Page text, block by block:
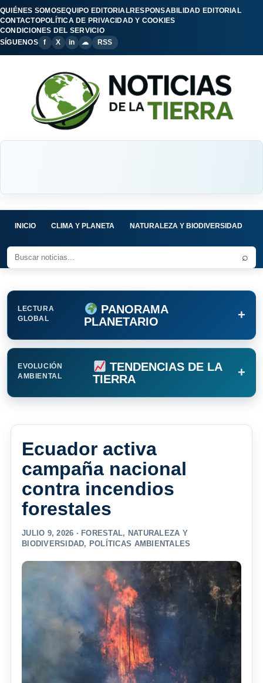
QUIÉNES SOMOSEQUIPO EDITORIALRESPONSABILIDAD EDITORIAL
CONTACTOPOLÍTICA DE PRIVACIDAD Y COOKIES
CONDICIONES DEL SERVICIO
SÍGUENOS
f X in ☁ RSS
INICIO CLIMA Y PLANETA NATURALEZA Y BIODIVERSIDAD
⌕
LECTURA
GLOBAL
PANORAMA
PLANETARIO
+
EVOLUCIÓN
AMBIENTAL
TENDENCIAS DE LA
TIERRA
+
Ecuador activa
campaña nacional
contra incendios
forestales
JULIO 9, 2026 · FORESTAL, NATURALEZA Y
BIODIVERSIDAD, POLÍTICAS AMBIENTALES